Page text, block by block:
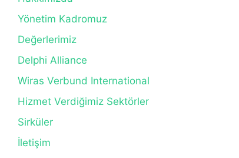
Yönetim Kadromuz
Değerlerimiz
Delphi Alliance
Wiras Verbund International
Hizmet Verdiğimiz Sektörler
Sirküler
İletişim